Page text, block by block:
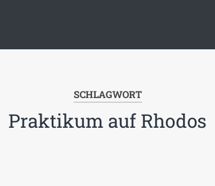
SCHLAGWORT
Praktikum auf Rhodos